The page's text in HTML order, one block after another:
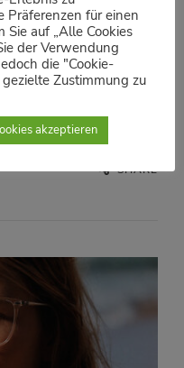
Eyewear
SHARE
Präferenzen für einen
Sie auf „Alle Cookies
der Verwendung
die "Cookie-
Zustimmung zu
akzeptieren